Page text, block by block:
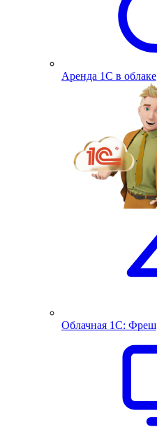
Аренда 1С в облаке
Облачная 1С: Фреш